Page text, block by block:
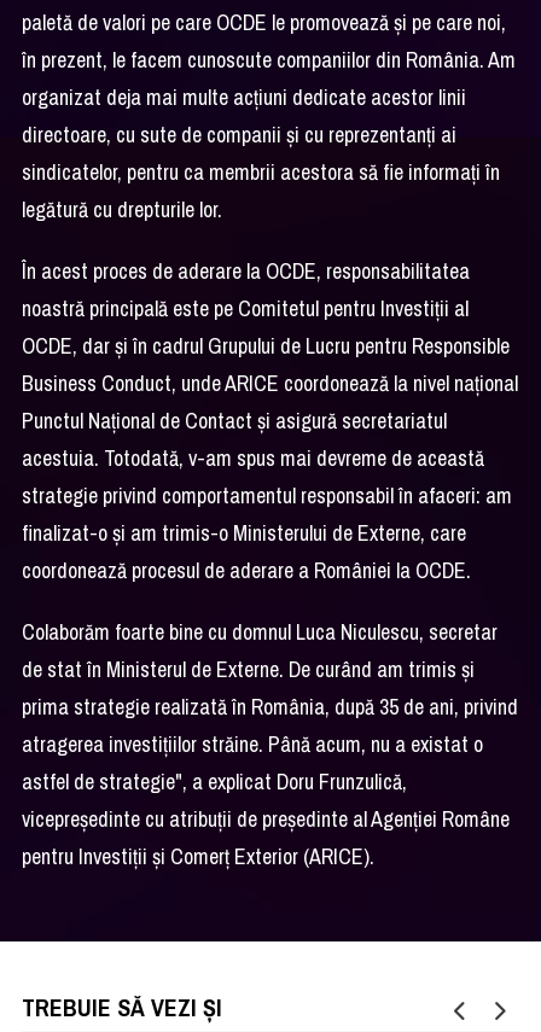
paletă de valori pe care OCDE le promovează și pe care noi,
în prezent, le facem cunoscute companiilor din România. Am
organizat deja mai multe acțiuni dedicate acestor linii
directoare, cu sute de companii și cu reprezentanți ai
sindicatelor, pentru ca membrii acestora să fie informați în
legătură cu drepturile lor.
În acest proces de aderare la OCDE, responsabilitatea
noastră principală este pe Comitetul pentru Investiții al
OCDE, dar și în cadrul Grupului de Lucru pentru Responsible
Business Conduct, unde ARICE coordonează la nivel național
Punctul Național de Contact și asigură secretariatul
acestuia. Totodată, v-am spus mai devreme de această
strategie privind comportamentul responsabil în afaceri: am
finalizat-o și am trimis-o Ministerului de Externe, care
coordonează procesul de aderare a României la OCDE.
Colaborăm foarte bine cu domnul Luca Niculescu, secretar
de stat în Ministerul de Externe. De curând am trimis și
prima strategie realizată în România, după 35 de ani, privind
atragerea investițiilor străine. Până acum, nu a existat o
astfel de strategie", a explicat Doru Frunzulică,
vicepreședinte cu atribuţii de preşedinte al Agenției Române
pentru Investiții și Comerț Exterior (ARICE).
TREBUIE SĂ VEZI ȘI